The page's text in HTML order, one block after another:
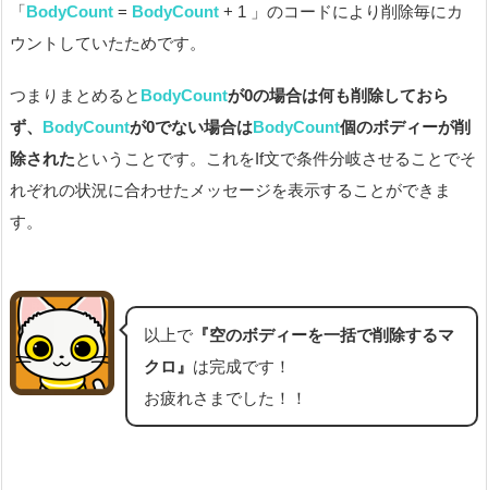
「BodyCount = BodyCount + 1 」のコードにより削除毎にカ
ウントしていたためです。
つまりまとめると BodyCountが0の場合は何も削除しておら
ず、
BodyCountが0でない場合はBodyCount個のボディーが削
除されたということです。これをIf文で条件分岐させることでそ
れぞれの状況に合わせたメッセージを表示することができま
す。
以上で 『空のボディーを一括で削除するマ
クロ』 は完成です！
お疲れさまでした！！